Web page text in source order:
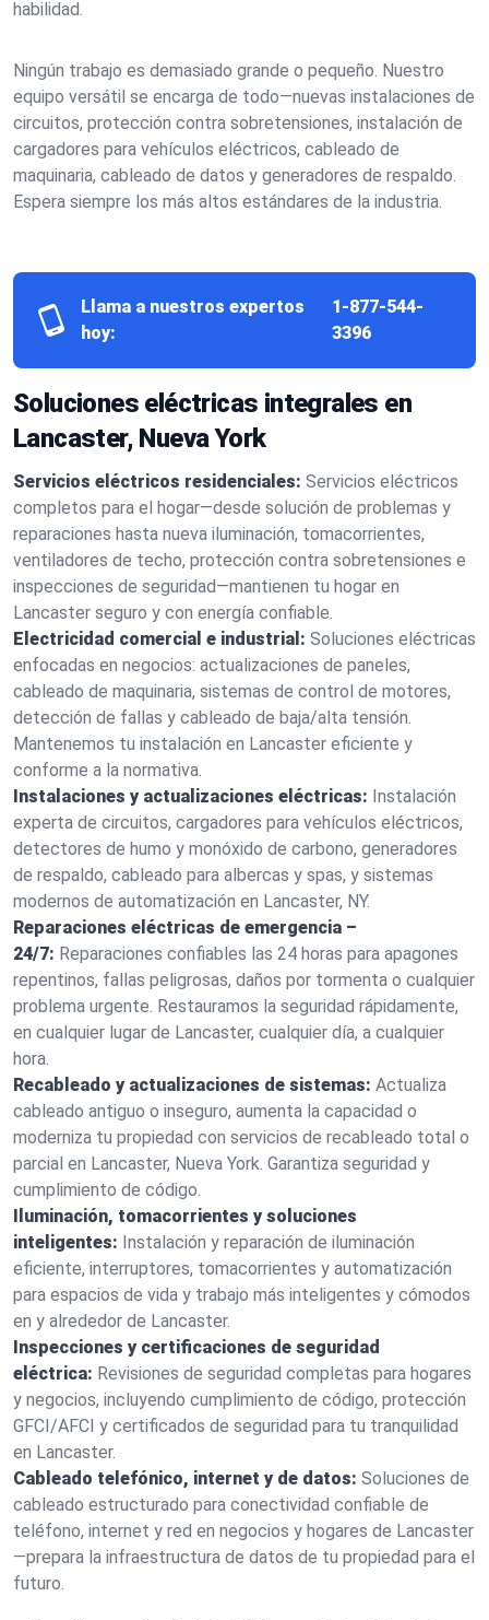
habilidad.
Ningún trabajo es demasiado grande o pequeño. Nuestro
equipo versátil se encarga de todo—nuevas instalaciones de
circuitos, protección contra sobretensiones, instalación de
cargadores para vehículos eléctricos, cableado de
maquinaria, cableado de datos y generadores de respaldo.
Espera siempre los más altos estándares de la industria.
Llama a nuestros expertos
hoy:
1-877-544-
3396
Soluciones eléctricas integrales en
Lancaster, Nueva York
Servicios eléctricos residenciales: Servicios eléctricos
completos para el hogar—desde solución de problemas y
reparaciones hasta nueva iluminación, tomacorrientes,
ventiladores de techo, protección contra sobretensiones e
inspecciones de seguridad—mantienen tu hogar en
Lancaster seguro y con energía confiable.
Electricidad comercial e industrial: Soluciones eléctricas
enfocadas en negocios: actualizaciones de paneles,
cableado de maquinaria, sistemas de control de motores,
detección de fallas y cableado de baja/alta tensión.
Mantenemos tu instalación en Lancaster eficiente y
conforme a la normativa.
Instalaciones y actualizaciones eléctricas: Instalación
experta de circuitos, cargadores para vehículos eléctricos,
detectores de humo y monóxido de carbono, generadores
de respaldo, cableado para albercas y spas, y sistemas
modernos de automatización en Lancaster, NY.
Reparaciones eléctricas de emergencia –
24/7: Reparaciones confiables las 24 horas para apagones
repentinos, fallas peligrosas, daños por tormenta o cualquier
problema urgente. Restauramos la seguridad rápidamente,
en cualquier lugar de Lancaster, cualquier día, a cualquier
hora.
Recableado y actualizaciones de sistemas: Actualiza
cableado antiguo o inseguro, aumenta la capacidad o
moderniza tu propiedad con servicios de recableado total o
parcial en Lancaster, Nueva York. Garantiza seguridad y
cumplimiento de código.
Iluminación, tomacorrientes y soluciones
inteligentes: Instalación y reparación de iluminación
eficiente, interruptores, tomacorrientes y automatización
para espacios de vida y trabajo más inteligentes y cómodos
en y alrededor de Lancaster.
Inspecciones y certificaciones de seguridad
eléctrica: Revisiones de seguridad completas para hogares
y negocios, incluyendo cumplimiento de código, protección
GFCI/AFCI y certificados de seguridad para tu tranquilidad
en Lancaster.
Cableado telefónico, internet y de datos: Soluciones de
cableado estructurado para conectividad confiable de
teléfono, internet y red en negocios y hogares de Lancaster
—prepara la infraestructura de datos de tu propiedad para el
futuro.